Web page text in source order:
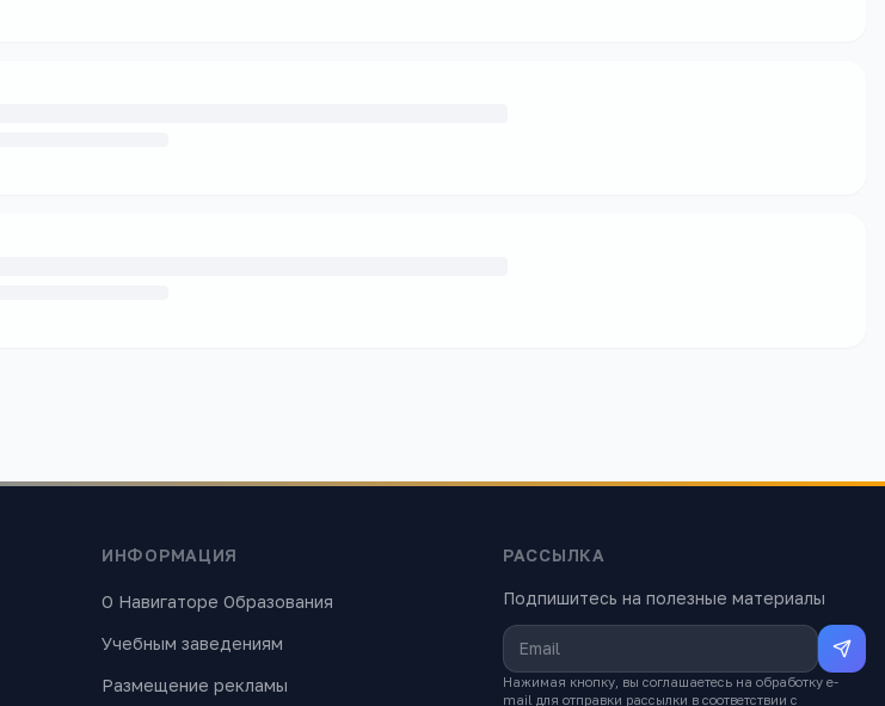
ИНФОРМАЦИЯ
О Навигаторе Образования
Учебным заведениям
Размещение рекламы
РАССЫЛКА
Подпишитесь на полезные материалы
Нажимая кнопку, вы соглашаетесь на обработку e-
mail для отправки рассылки в соответствии с